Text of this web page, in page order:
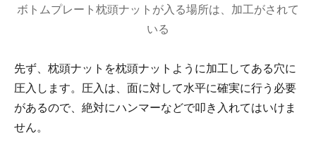
ボトムプレート枕頭ナットが入る場所は、加工がされて
いる
先ず、枕頭ナットを枕頭ナットように加工してある穴に
圧入します。圧入は、面に対して水平に確実に行う必要
があるので、絶対にハンマーなどで叩き入れてはいけま
せん。